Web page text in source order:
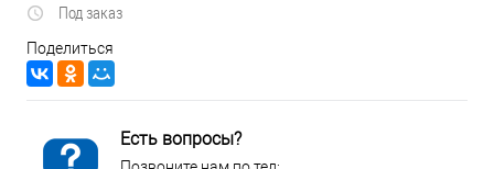
Под заказ
Поделиться
Есть вопросы?